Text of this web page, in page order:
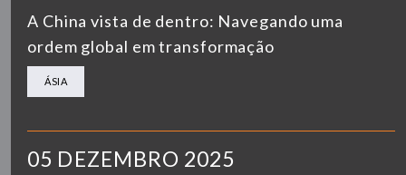
A China vista de dentro: Navegando uma
ordem global em transformação
ÁSIA
05 DEZEMBRO 2025